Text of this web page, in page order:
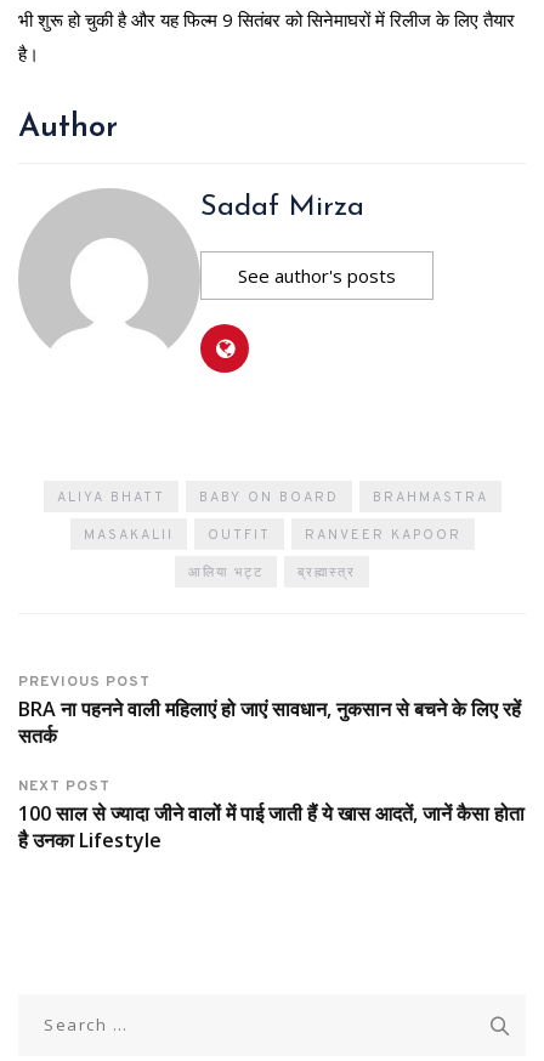
भी शुरू हो चुकी है और यह फिल्म 9 सितंबर को सिनेमाघरों में रिलीज के लिए तैयार
है।
Author
Sadaf Mirza
See author's posts
ALIYA BHATT BABY ON BOARD BRAHMASTRA
MASAKALII OUTFIT RANVEER KAPOOR
आलिया भट्ट ब्रह्मास्त्र
PREVIOUS POST
BRA ना पहनने वाली महिलाएं हो जाएं सावधान, नुकसान से बचने के लिए रहें
सतर्क
NEXT POST
100 साल से ज्यादा जीने वालों में पाई जाती हैं ये खास आदतें, जानें कैसा होता
है उनका Lifestyle